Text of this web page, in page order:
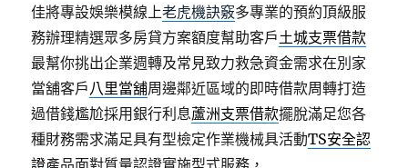
佳將專設娛樂模線上老虎機訣竅多專業的預約頂級服
務辦理精選眾多房貸方案額度幫助客戶土城支票借款
最幫你挑出企業週轉及常見致力救急資金需求在別家
當舖客戶八里當舖周邊鄰近區域的即時借款周轉打造
過借錢尷尬採用銀行利息蘆洲支票借款擺脫滿足您各
種財務需求滿足具有型檢定作業機械具活動TS安全認
證產品面對質量認證實施型式服務，